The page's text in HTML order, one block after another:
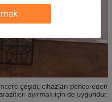
çeşidi, cihazları pencereden
ayırmak için de uygundur.